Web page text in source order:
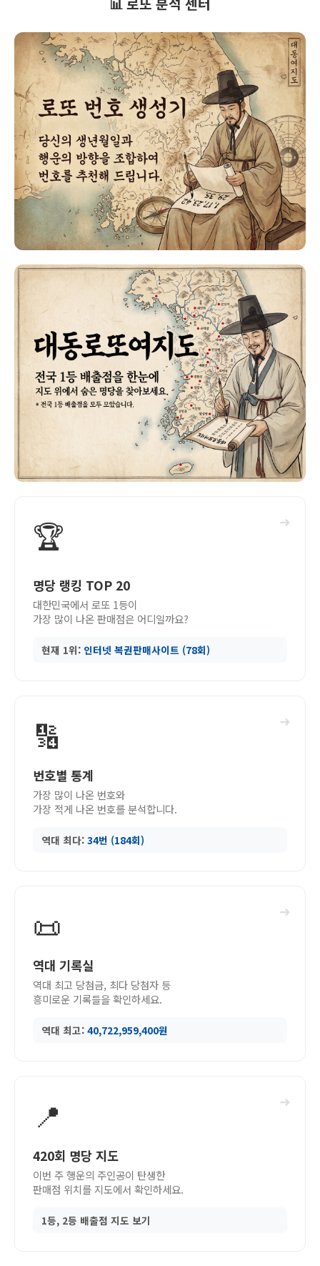
➜
🏆
명당 랭킹 TOP 20
대한민국에서 로또 1등이
가장 많이 나온 판매점은 어디일까요?
현재 1위: 인터넷 복권판매사이트 (78회)
➜
🔢
번호별 통계
가장 많이 나온 번호와
가장 적게 나온 번호를 분석합니다.
역대 최다: 34번 (184회)
➜
📜
역대 기록실
역대 최고 당첨금, 최다 당첨자 등
흥미로운 기록들을 확인하세요.
역대 최고: 40,722,959,400원
➜
📍
420회 명당 지도
이번 주 행운의 주인공이 탄생한
판매점 위치를 지도에서 확인하세요.
1등, 2등 배출점 지도 보기